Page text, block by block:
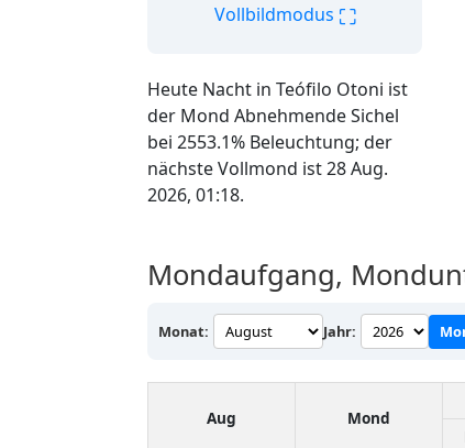
Heute Nacht in Teófilo Otoni ist
der Mond Abnehmende Sichel
bei 2553.1% Beleuchtung; der
nächste Vollmond ist 28 Aug.
2026, 01:18.
Vollbildmodus ⛶
Mondaufgang,
Monat: Jahr:
Aug Mond